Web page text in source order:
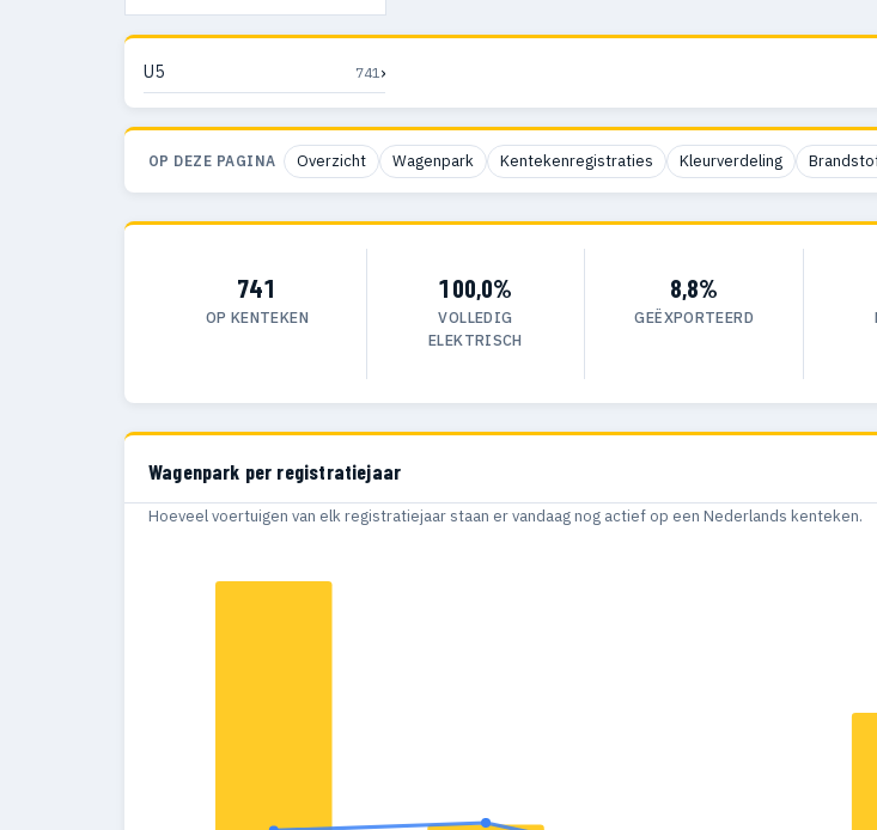
U5 741 ›
OP DEZE PAGINA Overzicht Wagenpark Kentekenregistraties Kleurverdeling
741
OP KENTEKEN
100,0%
VOLLEDIG
ELEKTRISCH
8,8%
GEËXPORTEERD
Wagenpark per registratiejaar
Hoeveel voertuigen van elk registratiejaar staan er vandaag nog actief op een Nederlands kenteken.